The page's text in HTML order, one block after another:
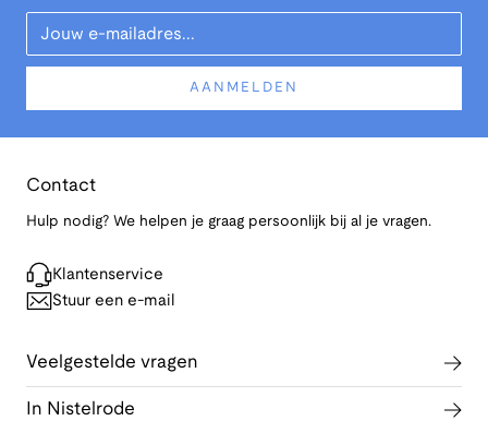
Your Email
AANMELDEN
Contact
Hulp nodig? We helpen je graag persoonlijk bij al je vragen.
Klantenservice
Stuur een e-mail
Veelgestelde vragen
In Nistelrode